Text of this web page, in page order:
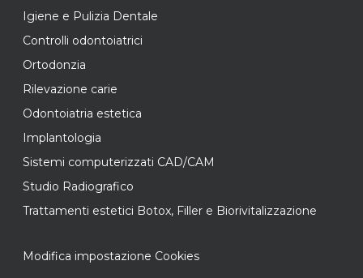
Igiene e Pulizia Dentale
Controlli odontoiatrici
Ortodonzia
Rilevazione carie
Odontoiatria estetica
Implantologia
Sistemi computerizzati CAD/CAM
Studio Radiografico
Trattamenti estetici Botox, Filler e Biorivitalizzazione
Modifica impostazione Cookies